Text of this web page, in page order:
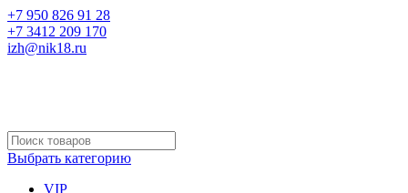
+7 950 826 91 28
+7 3412 209 170
izh@nik18.ru
Выбрать категорию
VIP